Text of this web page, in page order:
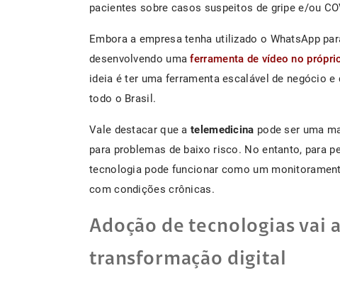
pacientes sobre casos suspeitos de gripe e/ou
Embora a empresa tenha utilizado o WhatsApp
desenvolvendo umaferramenta de vídeo no
ideia é ter uma ferramenta escalável de negócio
todo o Brasil.
Vale destacar que a telemedicina pode ser uma
para problemas de baixo risco. No entanto, para
tecnologia pode funcionar como um
com condições crônicas.
Adoção de tecnologias vai
transformação digital